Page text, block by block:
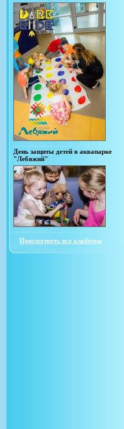
День защиты детей в аквапарке
"Лебяжий"
Просмотреть все альбомы